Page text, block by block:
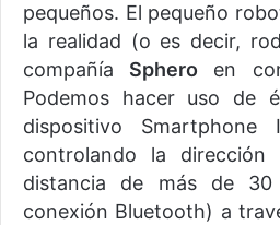
pequeños. El pequeño
la realidad (o es decir,
compañía Sphero en
Podemos hacer uso de
dispositivo Smartphone
controlando la
distancia de más de
conexión Bluetooth) a